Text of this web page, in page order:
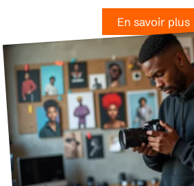
En savoir plus